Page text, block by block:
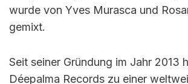
wurde von Yves Murasca und
gemixt.
Seit seiner Gründung im Jahr 2013
Déepalma Records zu einer